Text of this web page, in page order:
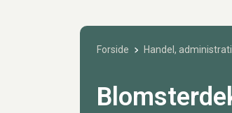
Forside Handel,